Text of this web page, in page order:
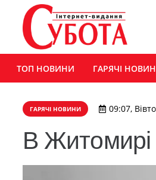
ТОП НОВИНИ ГАРЯЧІ
ГАРЯЧІ НОВИНИ 09:07,
В Житомирі